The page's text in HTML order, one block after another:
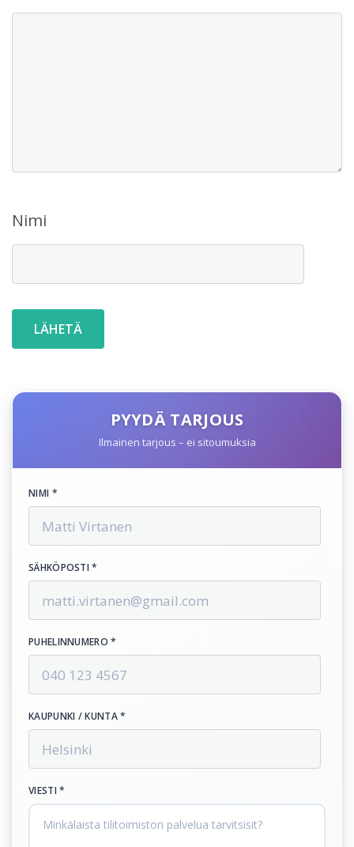
Nimi
PYYDÄ TARJOUS
Ilmainen tarjous – ei sitoumuksia
NIMI *
SÄHKÖPOSTI *
PUHELINNUMERO *
KAUPUNKI / KUNTA *
VIESTI *